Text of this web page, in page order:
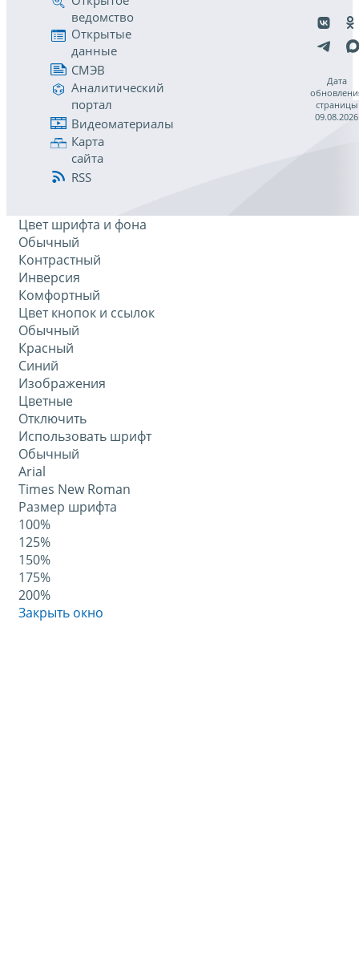
ведомство
Открытые
данные
СМЭВ
Аналитический
портал
Видеоматериалы
Карта
сайта
RSS
Дата
страницы
09.08.2026
Цвет шрифта и фона
Обычный
Контрастный
Инверсия
Комфортный
Цвет кнопок и ссылок
Обычный
Красный
Синий
Изображения
Цветные
Отключить
Использовать шрифт
Обычный
Arial
Times New Roman
Размер шрифта
100%
125%
150%
175%
200%
Закрыть окно